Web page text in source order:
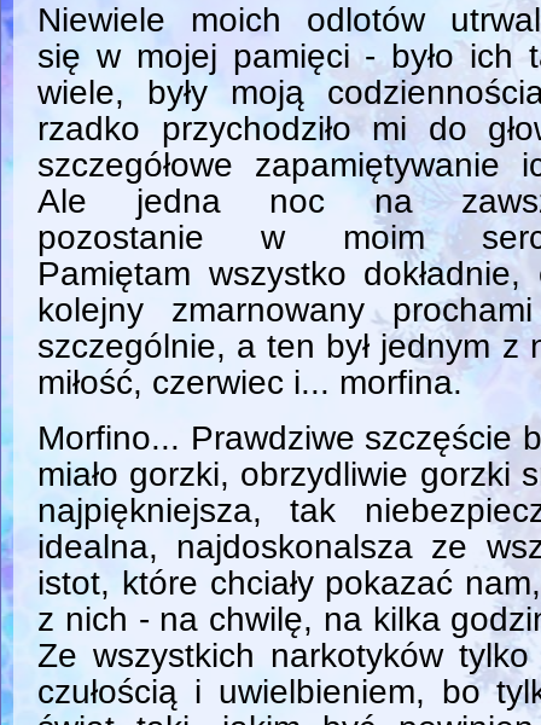
Niewiele moich odlotów
się w mojej pamięci - było ich
wiele, były moją
rzadko przychodziło mi do
szczegółowe zapamiętywanie
Ale jedna noc na
pozostanie w moim
Pamiętam wszystko
kolejny zmarnowany
szczególnie, a ten był jednym z
miłość, czerwiec i... morfina.
Morfino... Prawdziwe szczęście
miało gorzki, obrzydliwie gorzki
najpiękniejsza, tak
idealna, najdoskonalsza ze
istot, które chciały pokazać
z nich - na chwilę, na kilka
Ze wszystkich narkotyków
czułością i uwielbieniem, bo